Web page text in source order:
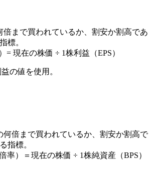
倍まで買われているか、割安か割高であ
標。
= 現在の株価 ÷ 1株利益（EPS）
の値を使用。
何倍まで買われているか、割安か割高で
指標。
率）＝現在の株価 ÷ 1株純資産（BPS）